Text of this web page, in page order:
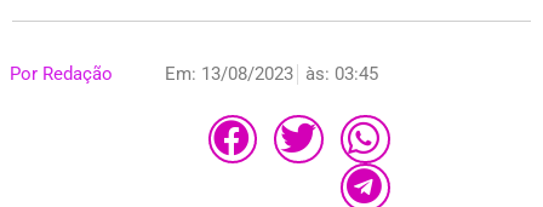
Por Redação Em: 13/08/2023 às: 03:45